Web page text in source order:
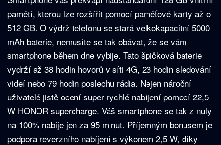
pamětí, kterou lze rozšířit pomocí paměťové karty až o
512 GB. O výdrž telefonu se stará velkokapacitní 5000
mAh baterie, nemusíte se tak obávat, že se vám
smartphone během dne vybije. Tato špičková baterie
vydrží až 38 hodin hovorů v síti 4G, 23 hodin sledování
videí nebo 79 hodin poslechu rádia. Nejen nároční
uživatelé jistě ocení super rychlé nabíjení pomocí 22,5
W HONOR supercharge. Váš smartphone se tak z nuly
na 100% nabije jen za 95 minut. Příjemným bonusem je
podpora reverzního nabíjení s výkonem 2,5 W, díky